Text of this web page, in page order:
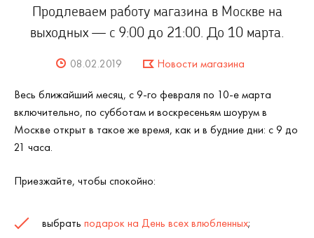
Продлеваем работу магазина в Москве на
выходных — с 9:00 до 21:00. До 10 марта.
08.02.2019 Новости магазина
Весь ближайший месяц, с 9-го февраля по 10-е марта
включительно, по субботам и воскресеньям шоурум в
Москве открыт в такое же время, как и в будние дни: с 9 до
21 часа.
Приезжайте, чтобы спокойно:
выбрать подарок на День всех влюбленных;